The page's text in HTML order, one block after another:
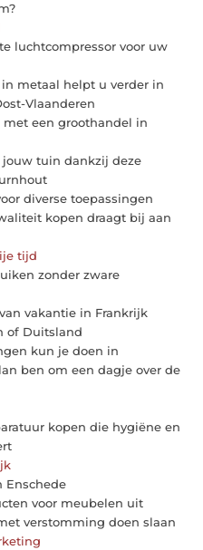
luchtcompressor voor uw
metaal helpt u verder in
Vlaanderen
met een groothandel in
tuin dankzij deze
diverse toepassingen
kopen draagt bij aan
tijd
zonder zware
vakantie in Frankrijk
of Duitsland
kun je doen in
ben om een dagje over de
kopen die hygiëne en
Enschede
voor meubelen uit
verstomming doen slaan